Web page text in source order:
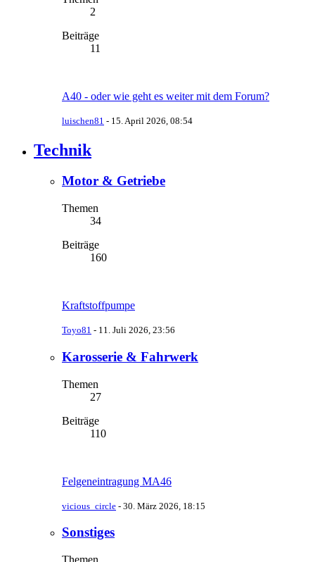
2
Beiträge
11
A40 - oder wie geht es weiter mit dem Forum?
luischen81 - 15. April 2026, 08:54
Technik
Motor & Getriebe
Themen
34
Beiträge
160
Kraftstoffpumpe
Toyo81 - 11. Juli 2026, 23:56
Karosserie & Fahrwerk
Themen
27
Beiträge
110
Felgeneintragung MA46
vicious_circle - 30. März 2026, 18:15
Sonstiges
Themen